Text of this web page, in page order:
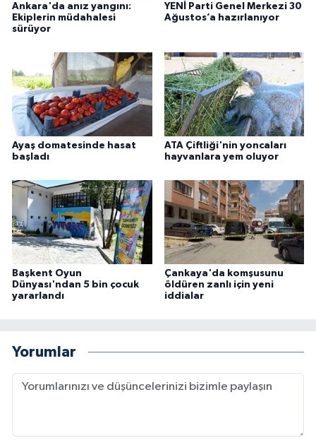
Ankara'da anız yangını:
Ekiplerin müdahalesi
sürüyor
YENİ Parti Genel Merkezi 30
Ağustos’a hazırlanıyor
Ayaş domatesinde hasat
başladı
ATA Çiftliği'nin yoncaları
hayvanlara yem oluyor
Başkent Oyun
Dünyası'ndan 5 bin çocuk
yararlandı
Çankaya'da komşusunu
öldüren zanlı için yeni
iddialar
Yorumlar